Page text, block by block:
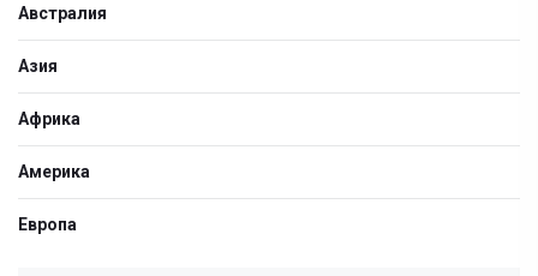
Австралия
Азия
Африка
Америка
Европа